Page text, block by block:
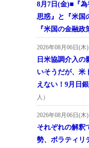
8月7日(金)■『
思惑』と『米国
『米国の金融
2026年08月06日(木
日米協調介入の
いそうだが、米
えない！9月日
人）
2026年08月06日(木
それぞれの解釈
勢、ボラティリ